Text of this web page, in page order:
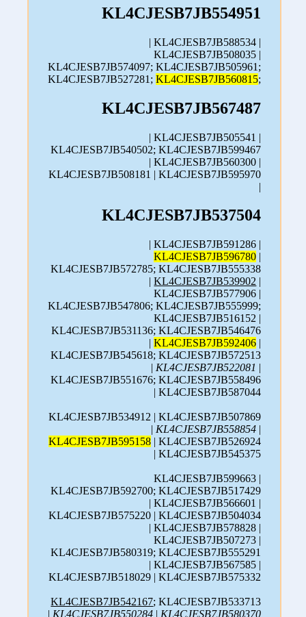
KL4CJESB7JB554951
| KL4CJESB7JB588534 |
KL4CJESB7JB508035 |
KL4CJESB7JB574097; KL4CJESB7JB505961;
KL4CJESB7JB527281;KL4CJESB7JB560815;
KL4CJESB7JB567487
| KL4CJESB7JB505541 |
KL4CJESB7JB540502; KL4CJESB7JB599467
| KL4CJESB7JB560300 |
KL4CJESB7JB508181 | KL4CJESB7JB595970
|
KL4CJESB7JB537504
| KL4CJESB7JB591286 |
KL4CJESB7JB596780 |
KL4CJESB7JB572785; KL4CJESB7JB555338
|KL4CJESB7JB539902 |
KL4CJESB7JB577906 |
KL4CJESB7JB547806; KL4CJESB7JB555999;
KL4CJESB7JB516152 |
KL4CJESB7JB531136; KL4CJESB7JB546476
|KL4CJESB7JB592406 |
KL4CJESB7JB545618; KL4CJESB7JB572513
| KL4CJESB7JB522081 |
KL4CJESB7JB551676; KL4CJESB7JB558496
| KL4CJESB7JB587044
KL4CJESB7JB534912 | KL4CJESB7JB507869
| KL4CJESB7JB558854 |
KL4CJESB7JB595158 | KL4CJESB7JB526924
| KL4CJESB7JB545375
KL4CJESB7JB599663 |
KL4CJESB7JB592700; KL4CJESB7JB517429
| KL4CJESB7JB566601 |
KL4CJESB7JB575220 | KL4CJESB7JB504034
| KL4CJESB7JB578828 |
KL4CJESB7JB507273 |
KL4CJESB7JB580319; KL4CJESB7JB555291
| KL4CJESB7JB567585 |
KL4CJESB7JB518029 | KL4CJESB7JB575332
KL4CJESB7JB542167; KL4CJESB7JB533713
| KL4CJESB7JB550284 | KL4CJESB7JB580370